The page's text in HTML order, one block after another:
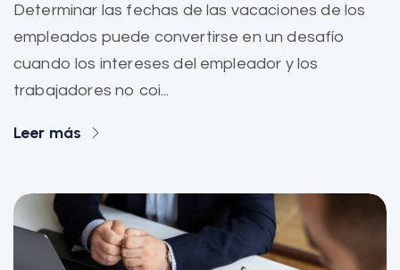
Determinar las fechas de las vacaciones de los
empleados puede convertirse en un desafío
cuando los intereses del empleador y los
trabajadores no coi...
Leer más